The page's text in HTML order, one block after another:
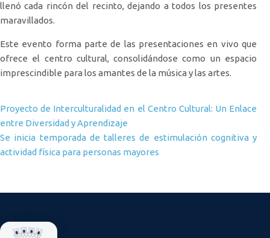
llenó cada rincón del recinto, dejando a todos los presentes
maravillados.
Este evento forma parte de las presentaciones en vivo que
ofrece el centro cultural, consolidándose como un espacio
imprescindible para los amantes de la música y las artes.
Navegación de entradas
Proyecto de Interculturalidad en el Centro Cultural: Un Enlace
entre Diversidad y Aprendizaje
Se inicia temporada de talleres de estimulación cognitiva y
actividad física para personas mayores